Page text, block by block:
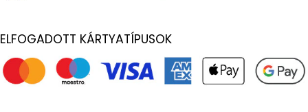
ELFOGADOTT KÁRTYATÍPUSOK